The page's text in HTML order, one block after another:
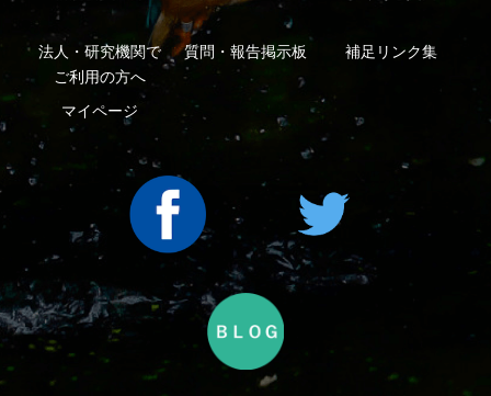
利用規約｜有料会員利用規約 お問い合わせ
プライバ
シーについて
特定商取引法に基づく表示
インプレスグル
ープ
Copyright ©2016 Yama-kei Publishers co.,Ltd.
An impress Group Company. All rights reserved.